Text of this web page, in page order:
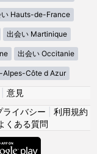
い Hauts-de-France
出会い Martinique
出会い Occitanie
Alpes-Côte d Azur
意見
ライバシー
利用規約
くある質問